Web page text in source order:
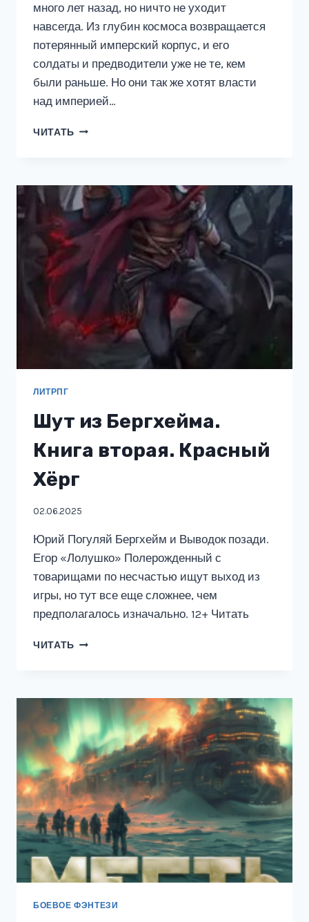
много лет назад, но ничто не уходит
навсегда. Из глубин космоса возвращается
потерянный имперский корпус, и его
солдаты и предводители уже не те, кем
были раньше. Но они так же хотят власти
над империей…
ЧИТАТЬ МЕРТВАЯ
КРАХ.
ЛИТРПГ
Шут из Бергхейма.
Книга вторая. Красный
Хёрг
02.06.2025
Юрий Погуляй Бергхейм и Выводок позади.
Егор «Лолушко» Полерожденный с
товарищами по несчастью ищут выход из
игры, но тут все еще сложнее, чем
предполагалось изначально. 12+ Читать
ЧИТАТЬ ШУТ
ВТОРАЯ.
КРАСНЫЙ
БОЕВОЕ ФЭНТЕЗИ